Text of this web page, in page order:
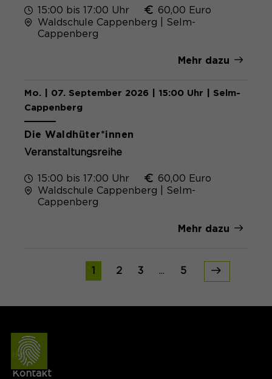
15:00 bis 17:00 Uhr
60,00 Euro
Waldschule Cappenberg | Selm-
Cappenberg
Mehr dazu
Mo. | 07. September 2026 | 15:00 Uhr | Selm-
Cappenberg
Die Waldhüter*innen
Veranstaltungsreihe
15:00 bis 17:00 Uhr
60,00 Euro
Waldschule Cappenberg | Selm-
Cappenberg
Mehr dazu
1 2 3 ... 5
INFOS
Kontakt​​​​​